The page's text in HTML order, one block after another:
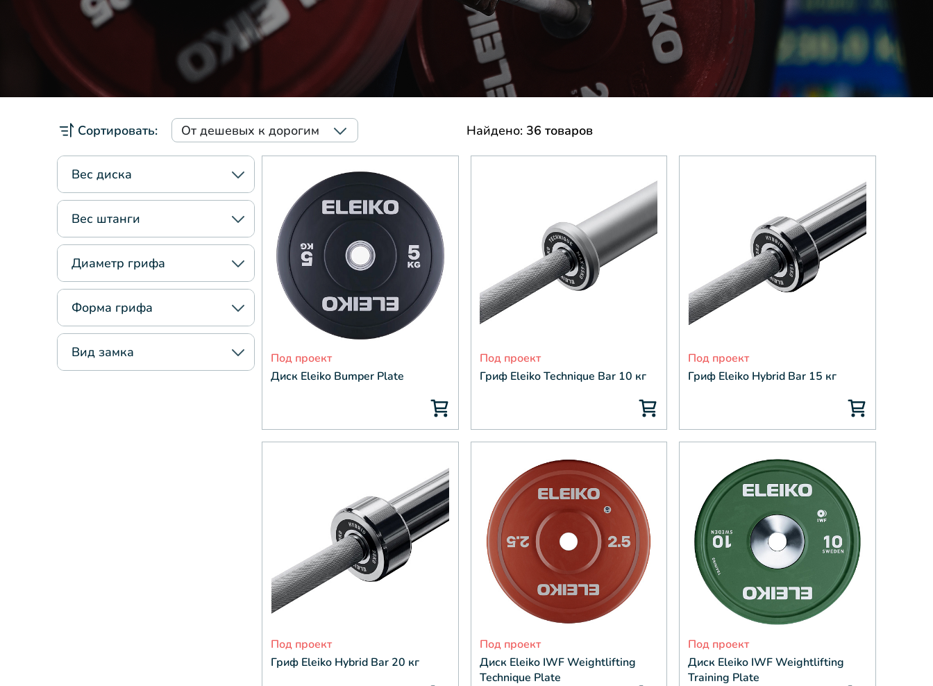
Сортировать: От дешевых к дорогим Найдено: 36 товаров
Вес диска
Вес штанги
Диаметр грифа
Форма грифа
Вид замка
Под проект
Диск Eleiko Bumper Plate
Под проект
Гриф Eleiko Technique Bar 10 кг
Под проект
Гриф Eleiko Hybrid Bar 15 кг
Под проект
Гриф Eleiko Hybrid Bar 20 кг
Под проект
Диск Eleiko IWF Weightlifting
Technique Plate
Под проект
Диск Eleiko IWF Weightlifting
Training Plate